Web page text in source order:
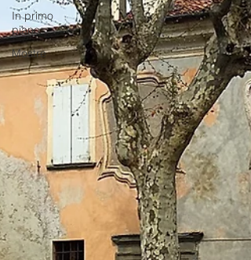
In primo
piano
Mostre